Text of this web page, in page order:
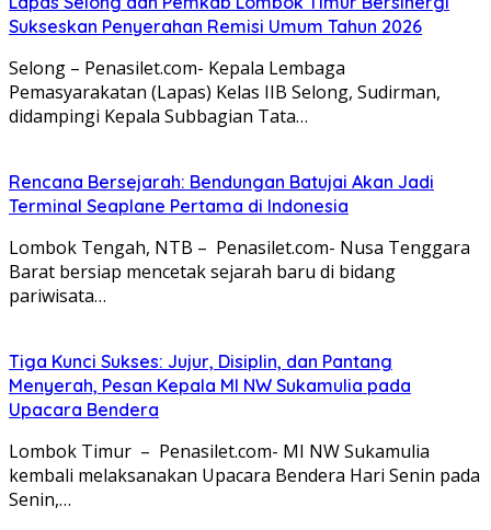
Sukseskan Penyerahan Remisi Umum Tahun 2026
Selong – Penasilet.com- Kepala Lembaga
Pemasyarakatan (Lapas) Kelas IIB Selong, Sudirman,
didampingi Kepala Subbagian Tata…
Rencana Bersejarah: Bendungan Batujai Akan Jadi
Terminal Seaplane Pertama di Indonesia
Lombok Tengah, NTB – Penasilet.com- Nusa Tenggara
Barat bersiap mencetak sejarah baru di bidang
pariwisata…
Tiga Kunci Sukses: Jujur, Disiplin, dan Pantang
Menyerah, Pesan Kepala MI NW Sukamulia pada
Upacara Bendera
Lombok Timur – Penasilet.com- MI NW Sukamulia
kembali melaksanakan Upacara Bendera Hari Senin pada
Senin,…